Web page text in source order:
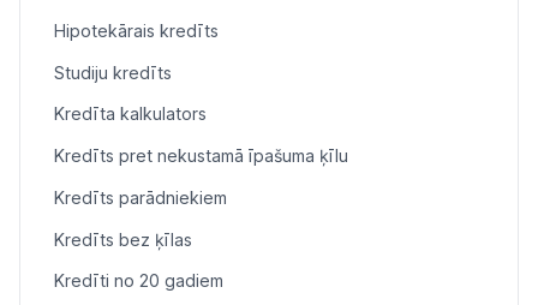
Hipotekārais kredīts
Studiju kredīts
Kredīta kalkulators
Kredīts pret nekustamā īpašuma ķīlu
Kredīts parādniekiem
Kredīts bez ķīlas
Kredīti no 20 gadiem